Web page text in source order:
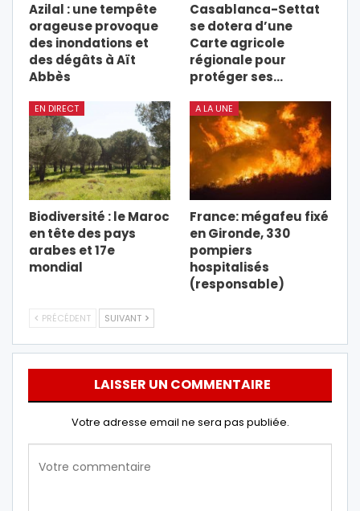
Azilal : une tempête
orageuse provoque
des inondations et
des dégâts à Aït
Abbès
Casablanca-Settat
se dotera d’une
Carte agricole
régionale pour
protéger ses…
EN DIRECT
Biodiversité : le Maroc
en tête des pays
arabes et 17e
mondial
A LA UNE
France: mégafeu fixé
en Gironde, 330
pompiers
hospitalisés
(responsable)
PRÉCÉDENT SUIVANT
LAISSER UN COMMENTAIRE
Votre adresse email ne sera pas publiée.